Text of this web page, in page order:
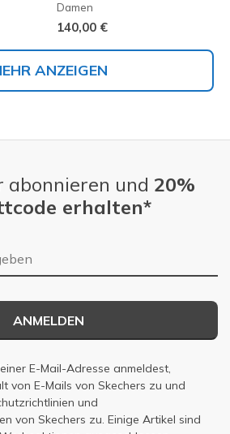
Damen
140,00 €
ANZEIGEN
und 20%
erhalten*
ANMELDEN
E-Mail-Adresse anmeldest,
von E-Mails von Skechers zu und
und
von Skechers zu. Einige Artikel sind